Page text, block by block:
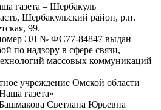
газета – Шербакуль
Шербакульский район, р.п.
99.
ЭЛ № ФС77-84847 выдан
по надзору в сфере связи,
массовых коммуникаций
учреждение Омской области
газета»
Светлана Юрьевна